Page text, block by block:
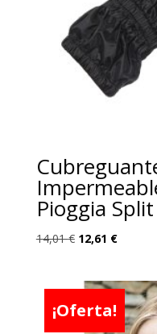
Pioggia Split
14,01€ El
era:
14,01 €.
12,61 €El
es:
12,61 €.
¡Oferta!